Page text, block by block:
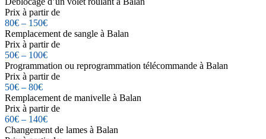
Prix à partir de
80€ – 150€
Remplacement de sangle à Balan
Prix à partir de
50€ – 100€
Programmation ou reprogrammation télécommande à Balan
Prix à partir de
50€ – 80€
Remplacement de manivelle à Balan
Prix à partir de
60€ – 140€
Changement de lames à Balan